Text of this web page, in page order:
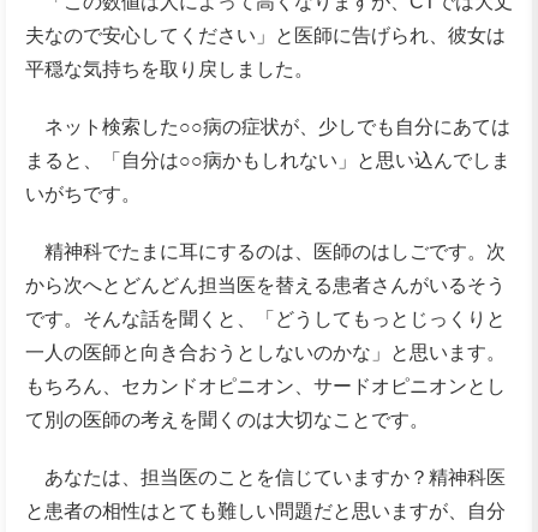
夫なので安心してください」と医師に告げられ、彼女は
平穏な気持ちを取り戻しました。
ネット検索した○○病の症状が、少しでも自分にあては
まると、「自分は○○病かもしれない」と思い込んでしま
いがちです。
精神科でたまに耳にするのは、医師のはしごです。次
から次へとどんどん担当医を替える患者さんがいるそう
です。そんな話を聞くと、「どうしてもっとじっくりと
一人の医師と向き合おうとしないのかな」と思います。
もちろん、セカンドオピニオン、サードオピニオンとし
て別の医師の考えを聞くのは大切なことです。
あなたは、担当医のことを信じていますか？精神科医
と患者の相性はとても難しい問題だと思いますが、自分